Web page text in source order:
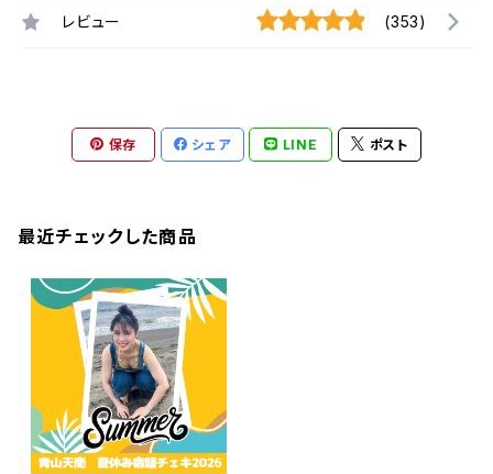
レビュー (353)
保存 シェア LINE ポスト
最近チェックした商品